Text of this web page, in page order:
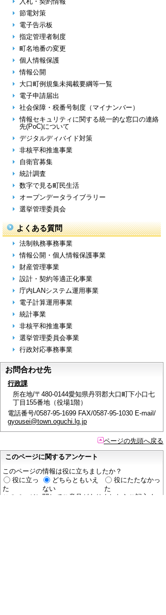
節電対策
電子告示板
指定管理者制度
町名地番の変更
個人情報保護
情報公開
大口町例規集未掲載要綱等一覧
電子申請届出
社会保障・税番号制度（マイナンバー）
情報セキュリティに関する統一的な窓口の連絡
先(PoC)について
デジタルディバイド対策
非核平和推進事業
自衛官募集
統計調査
数字で見る町民生活
オープンデータライブラリー
選挙管理委員会
よくある質問
法制執務事務事業
情報公開・個人情報保護事業
財産管理事業
設計・契約等適正化事業
庁内LANシステム運用事業
電子計算運用事業
統計事業
非核平和推進事業
選挙管理委員会事業
行政対応事務事業
お問合わせ先
行政課
所在地/〒480-0144愛知県丹羽郡大口町下小口七
丁目155番地（役場1階）
電話番号/0587-95-1699 FAX/0587-95-1030 E-mail/
gyousei@town.oguchi.lg.jp
ページの先頭へ戻る
このページに関するアンケート
このページの情報は役に立ちましたか？
役に立っ
た
どちらともいえ
ない
役にたたなかっ
た
このページに関してご意見がありましたらご記入く